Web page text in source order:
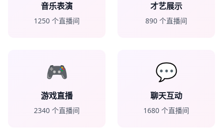
音乐表演
1250 个直播间
才艺展示
890 个直播间
🎮
游戏直播
2340 个直播间
💬
聊天互动
1680 个直播间